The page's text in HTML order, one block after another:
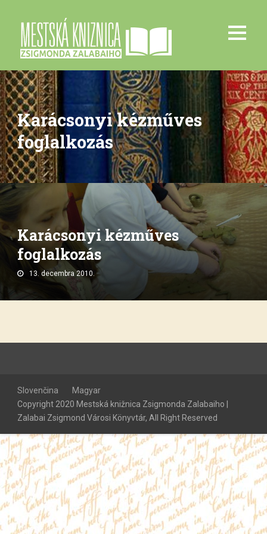
Karácsonyi kézműves
foglalkozás
Karácsonyi kézműves
foglalkozás
13. decembra 2010.
Slovenčina
Magyar
Copyright 2020 Mestská knižnica Zsigmonda Zalabaiho |
Zalabai Zsigmond Városi Könyvtár, All Right Reserved